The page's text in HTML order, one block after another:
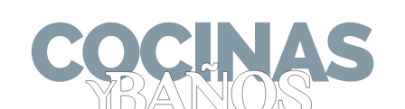
content